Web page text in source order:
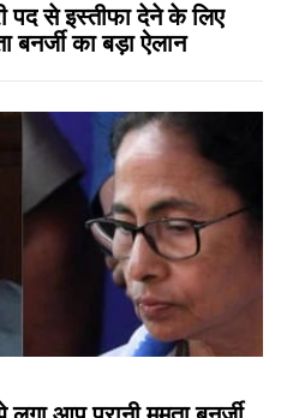
पद से इस्तीफा देने के लिए
बनर्जी का बड़ा ऐलान